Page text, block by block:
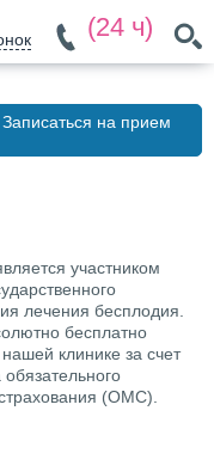
Записаться на прием
(24 ч)
участником
лечения бесплодия.
бесплатно
клинике за счет
(ОМС).